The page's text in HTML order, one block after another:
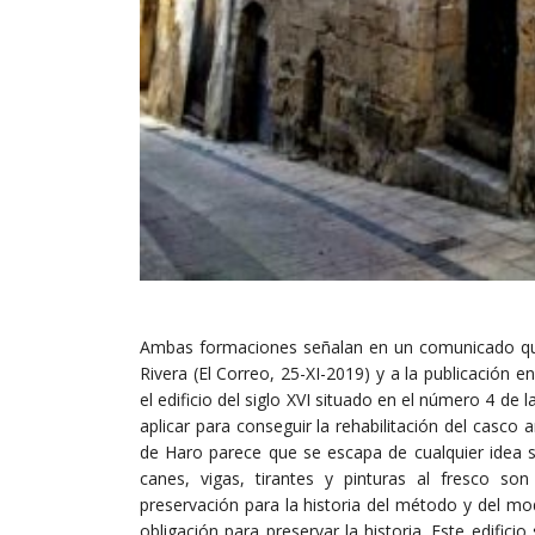
Ambas formaciones señalan en un comunicado
Rivera (El Correo, 25-XI-2019) y a la publicación
el edificio del siglo XVI situado en el número 4 de
aplicar para conseguir la rehabilitación del
de Haro parece que se escapa de cualquier
canes, vigas, tirantes y pinturas al fresco
preservación para la historia del método y del